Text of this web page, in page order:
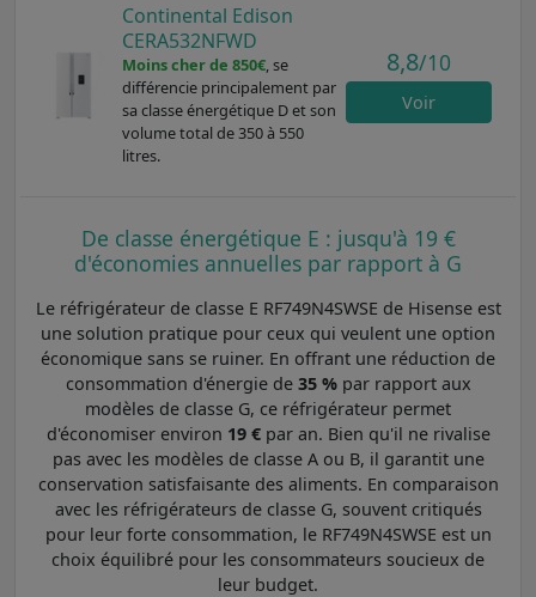
Continental Edison
CERA532NFWD
Moins cher de 850€, se
différencie principalement par
sa classe énergétique D et son
volume total de 350 à 550
litres.
8,8/10
Voir
De classe énergétique E : jusqu'à 19 €
d'économies annuelles par rapport à G
Le réfrigérateur de classe E RF749N4SWSE de Hisense est
une solution pratique pour ceux qui veulent une option
économique sans se ruiner. En offrant une réduction de
consommation d'énergie de 35 %par rapport aux
modèles de classe G, ce réfrigérateur permet
d'économiser environ 19 €par an. Bien qu'il ne rivalise
pas avec les modèles de classe A ou B, il garantit une
conservation satisfaisante des aliments. En comparaison
avec les réfrigérateurs de classe G, souvent critiqués
pour leur forte consommation, le RF749N4SWSE est un
choix équilibré pour les consommateurs soucieux de
leur budget.